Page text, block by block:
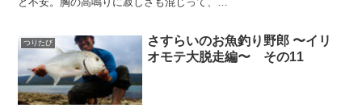
つりたび
さすらいのお魚釣り野郎 〜イリ
オモテ大脱走編〜 その11